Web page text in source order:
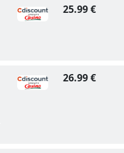
25.99 €
26.99 €